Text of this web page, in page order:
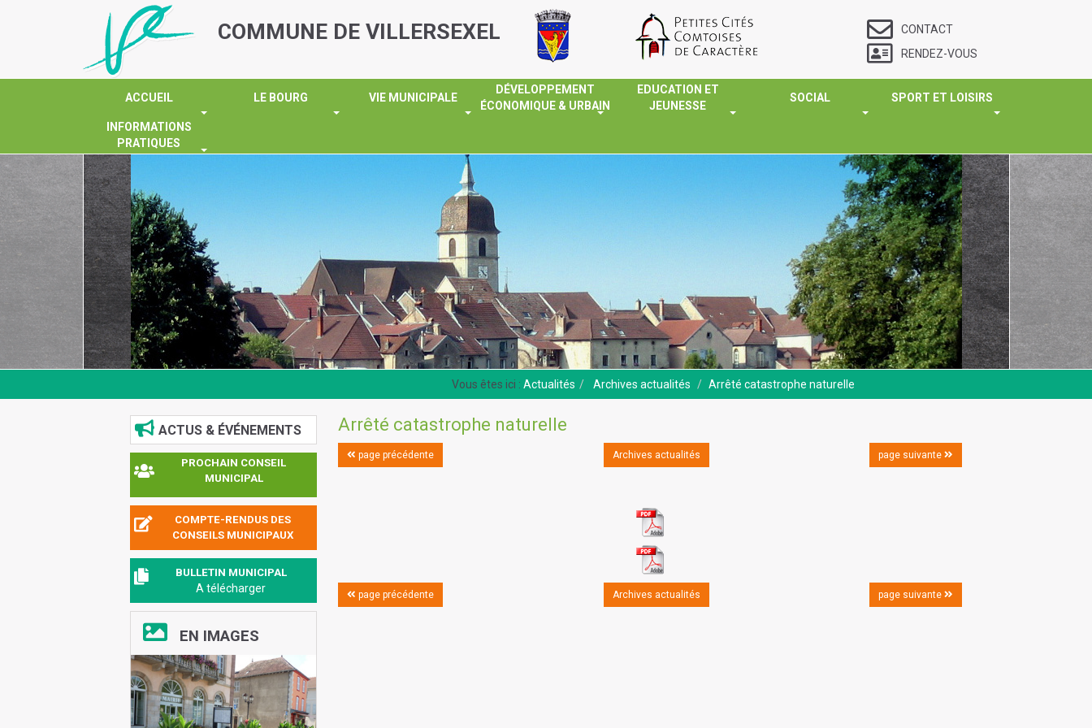
COMMUNE DE VILLERSEXEL
CONTACT
RENDEZ-VOUS
ACCUEIL LE BOURG VIE MUNICIPALE
DÉVELOPPEMENT
ÉCONOMIQUE & URBAIN
EDUCATION ET
JEUNESSE
SOCIAL SPORT ET LOISIRS
INFORMATIONS
PRATIQUES
Actualités Archives actualités Arrêté catastrophe naturelle
ACTUS & ÉVÉNEMENTS
PROCHAIN CONSEIL
MUNICIPAL
COMPTE-RENDUS DES
CONSEILS MUNICIPAUX
BULLETIN MUNICIPAL
A télécharger
EN IMAGES
Arrêté catastrophe naturelle
page précédente Archives actualités page suivante
page précédente Archives actualités page suivante